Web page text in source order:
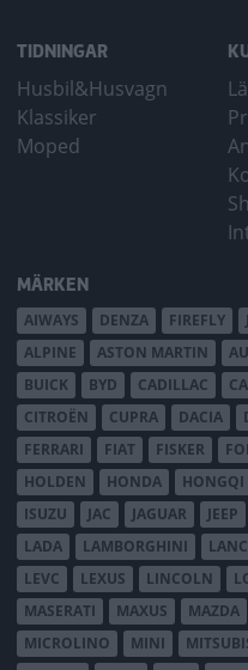
TIDNINGAR
Husbil&Husvagn
Klassiker
Moped
MÄRKEN
AIWAYS DENZA FIREFLY
ALPINE
ASTON MARTIN
BUICK
BYD CADILLAC
CITROËN
CUPRA DACIA
FERRARI
FIAT FISKER
HOLDEN
HONDA HONGQI
ISUZU
JAC JAGUAR JEEP
LADA
LAMBORGHINI
LEVC
LEXUS LINCOLN
MASERATI
MAXUS MAZDA
MICROLINO
MINI